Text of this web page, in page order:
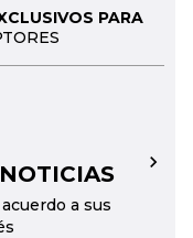
PARA
a sus
→